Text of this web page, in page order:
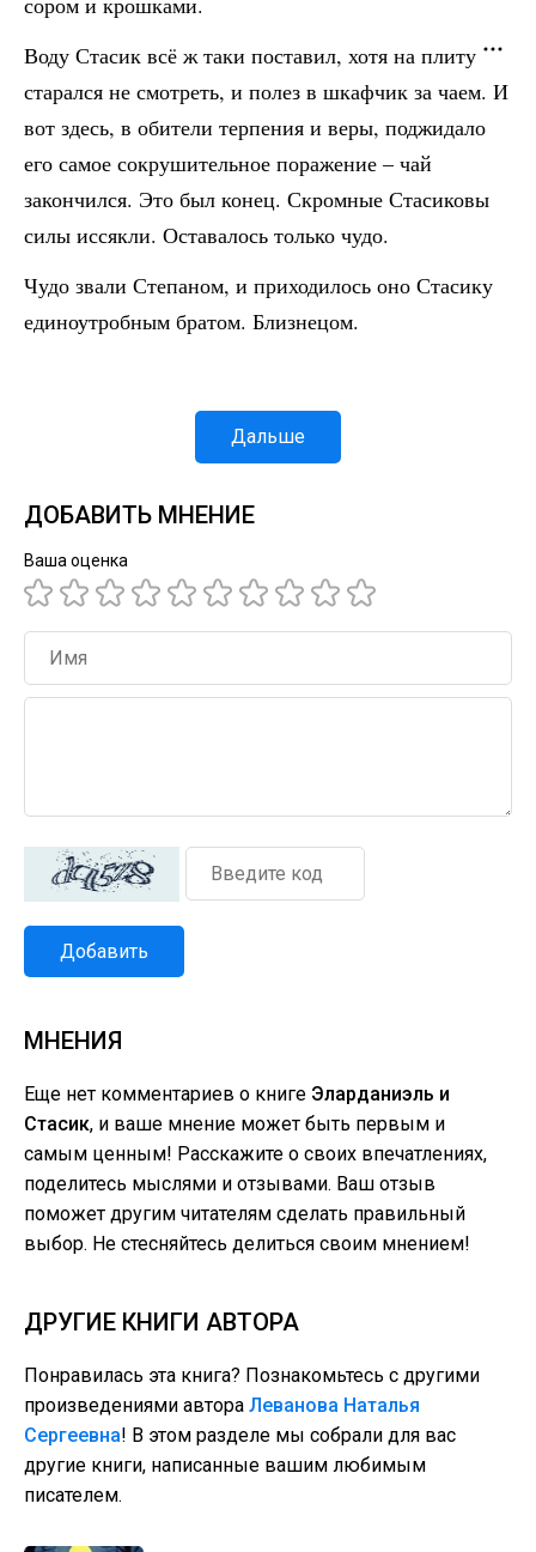
Воду Стасик всё ж таки поставил, хотя на плиту
старался не смотреть, и полез в шкафчик за чаем. И
вот здесь, в обители терпения и веры, поджидало
его самое сокрушительное поражение – чай
закончился. Это был конец. Скромные Стасиковы
силы иссякли. Оставалось только чудо.
Чудо звали Степаном, и приходилось оно Стасику
единоутробным братом. Близнецом.
Дальше
ДОБАВИТЬ МНЕНИЕ
Ваша оценка
Добавить
МНЕНИЯ
Еще нет комментариев о книге Эларданиэль и
Стасик, и ваше мнение может быть первым и
самым ценным! Расскажите о своих впечатлениях,
поделитесь мыслями и отзывами. Ваш отзыв
поможет другим читателям сделать правильный
выбор. Не стесняйтесь делиться своим мнением!
ДРУГИЕ КНИГИ АВТОРА
Понравилась эта книга? Познакомьтесь с другими
произведениями автора Леванова Наталья
Сергеевна! В этом разделе мы собрали для вас
другие книги, написанные вашим любимым
писателем.